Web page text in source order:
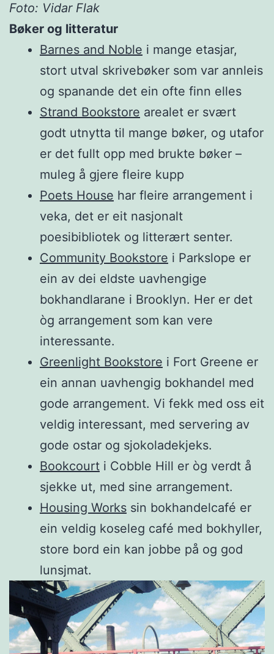
Foto: Vidar Flak
Bøker og litteratur
Barnes and Noble i mange etasjar,
stort utval skrivebøker som var annleis
og spanande det ein ofte finn elles
Strand Bookstore arealet er svært
godt utnytta til mange bøker, og utafor
er det fullt opp med brukte bøker –
muleg å gjere fleire kupp
Poets House har fleire arrangement i
veka, det er eit nasjonalt
poesibibliotek og litterært senter.
Community Bookstore i Parkslope er
ein av dei eldste uavhengige
bokhandlarane i Brooklyn. Her er det
òg arrangement som kan vere
interessante.
Greenlight Bookstore i Fort Greene er
ein annan uavhengig bokhandel med
gode arrangement. Vi fekk med oss eit
veldig interessant, med servering av
gode ostar og sjokoladekjeks.
Bookcourt i Cobble Hill er òg verdt å
sjekke ut, med sine arrangement.
Housing Works sin bokhandelcafé er
ein veldig koseleg café med bokhyller,
store bord ein kan jobbe på og god
lunsjmat.